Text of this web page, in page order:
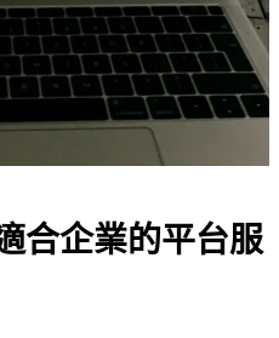
合企業的平台服